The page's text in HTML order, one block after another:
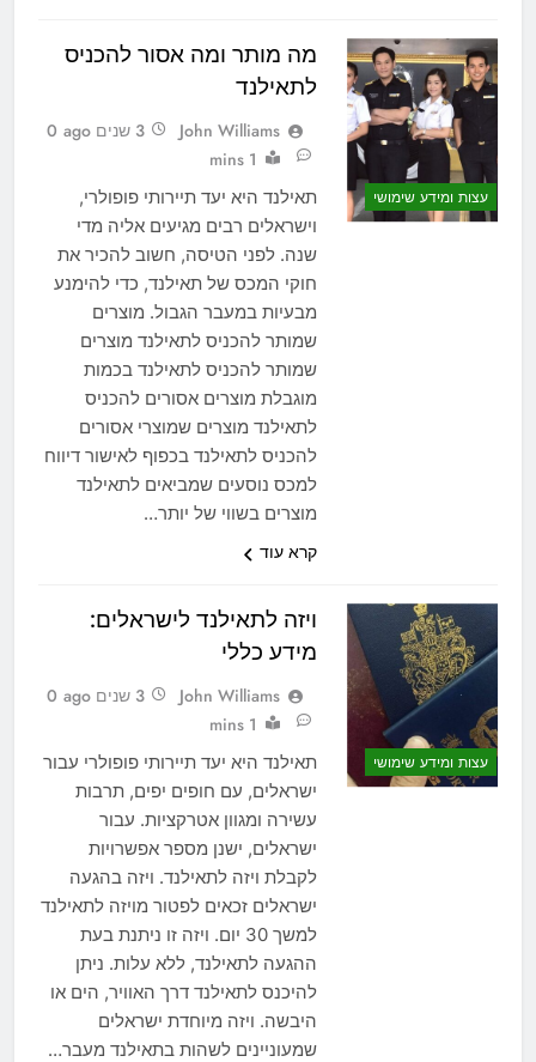
עצות ומידע שימושי
מה מותר ומה אסור להכניס
לתאילנד
John Williams 3 שנים ago
0
1 mins
תאילנד היא יעד תיירותי פופולרי,
וישראלים רבים מגיעים אליה מדי
שנה. לפני הטיסה, חשוב להכיר את
חוקי המכס של תאילנד, כדי להימנע
מבעיות במעבר הגבול. מוצרים
שמותר להכניס לתאילנד מוצרים
שמותר להכניס לתאילנד בכמות
מוגבלת מוצרים אסורים להכניס
לתאילנד מוצרים שמוצרי אסורים
להכניס לתאילנד בכפוף לאישור דיווח
למכס נוסעים שמביאים לתאילנד
מוצרים בשווי של יותר…
קרא עוד
עצות ומידע שימושי
ויזה לתאילנד לישראלים:
מידע כללי
John Williams 3 שנים ago
0
1 mins
תאילנד היא יעד תיירותי פופולרי עבור
ישראלים, עם חופים יפים, תרבות
עשירה ומגוון אטרקציות. עבור
ישראלים, ישנן מספר אפשרויות
לקבלת ויזה לתאילנד. ויזה בהגעה
ישראלים זכאים לפטור מויזה לתאילנד
למשך 30 יום. ויזה זו ניתנת בעת
ההגעה לתאילנד, ללא עלות. ניתן
להיכנס לתאילנד דרך האוויר, הים או
היבשה. ויזה מיוחדת ישראלים
שמעוניינים לשהות בתאילנד מעבר…